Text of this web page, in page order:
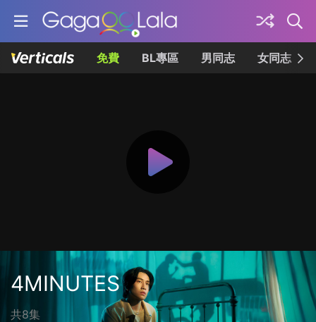
免費 BL專區 男同志 女同志
4MINUTES
共8集